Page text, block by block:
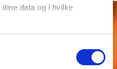
data og i hvilke
den geografiske